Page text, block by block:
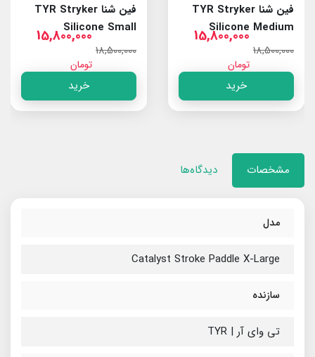
فین شنا TYR Stryker
Silicone Medium
18,500,000
15,800,000
تومان
خرید
فین شنا TYR Stryker
Silicone Small
18,500,000
15,800,000
تومان
خرید
مشخصات دیدگاه‌ها
مدل
Catalyst Stroke Paddle X-Large
سازنده
تی وای آر | TYR